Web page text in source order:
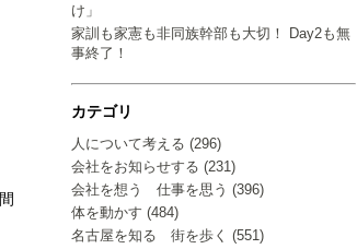
け」
家訓も家憲も非同族幹部も大切！ Day2も無
事終了！
カテゴリ
人について考える (296)
会社をお知らせする (231)
会社を想う 仕事を思う (396)
体を動かす (484)
名古屋を知る 街を歩く (551)